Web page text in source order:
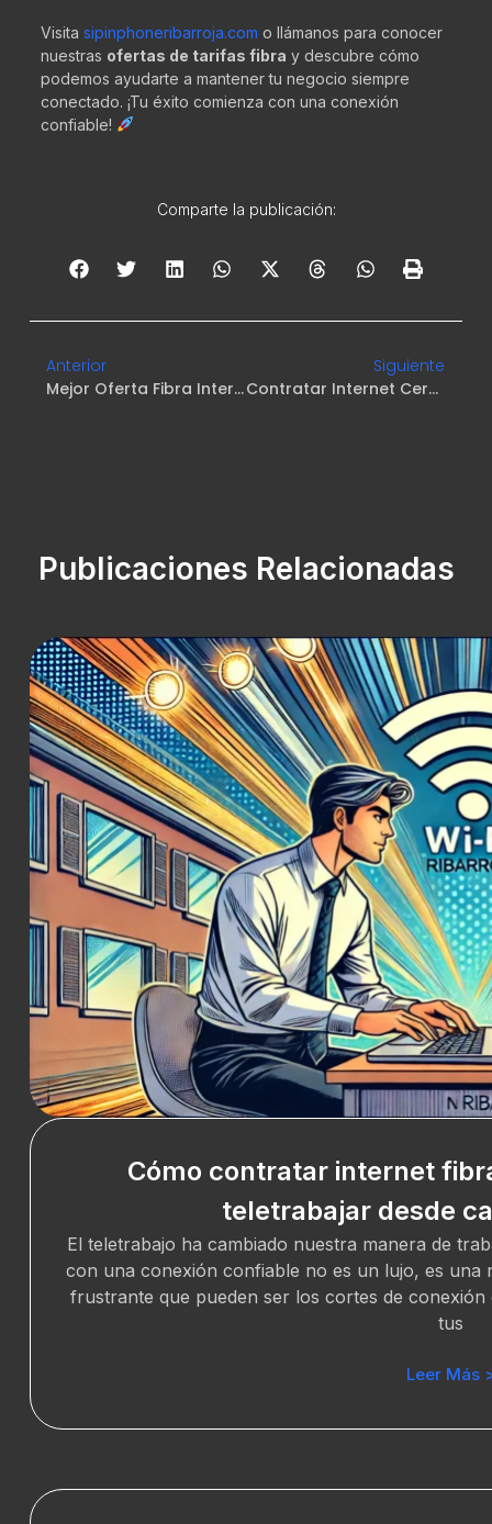
Visita sipinphoneribarroja.com o llámanos para conocer
nuestras ofertas de tarifas fibra y descubre cómo
podemos ayudarte a mantener tu negocio siempre
conectado. ¡Tu éxito comienza con una conexión
confiable!
Comparte la publicación:
Anterior
Mejor Oferta Fibra Internet Para Negocios Pequeños En Ribarroja
Siguiente
Contratar Internet Cerca De Mí: Soluciones Fáciles Y Sin Permanencia En Ribarroja
Publicaciones Relacionadas
Cómo contratar internet
teletrabajar desde
El teletrabajo ha cambiado nuestra manera de
con una conexión confiable no es un lujo, es una
frustrante que pueden ser los cortes de
tus
Leer Más